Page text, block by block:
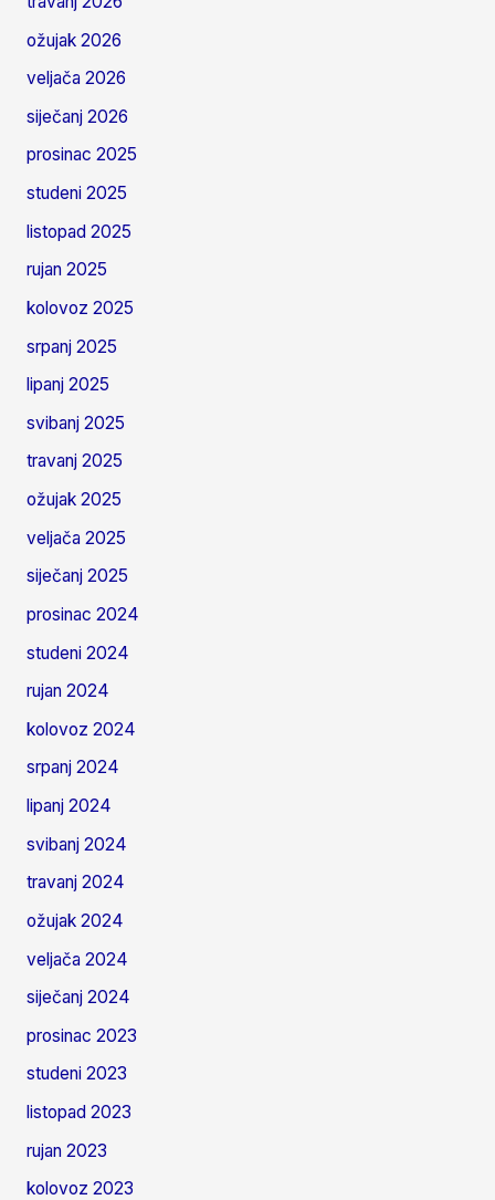
ožujak 2026
veljača 2026
siječanj 2026
prosinac 2025
studeni 2025
listopad 2025
rujan 2025
kolovoz 2025
srpanj 2025
lipanj 2025
svibanj 2025
travanj 2025
ožujak 2025
veljača 2025
siječanj 2025
prosinac 2024
studeni 2024
rujan 2024
kolovoz 2024
srpanj 2024
lipanj 2024
svibanj 2024
travanj 2024
ožujak 2024
veljača 2024
siječanj 2024
prosinac 2023
studeni 2023
listopad 2023
rujan 2023
kolovoz 2023